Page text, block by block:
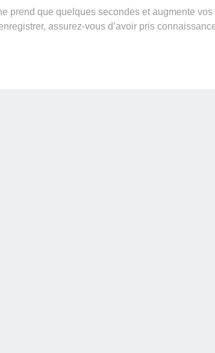
prend que quelques secondes et augmente
assurez-vous d’avoir pris